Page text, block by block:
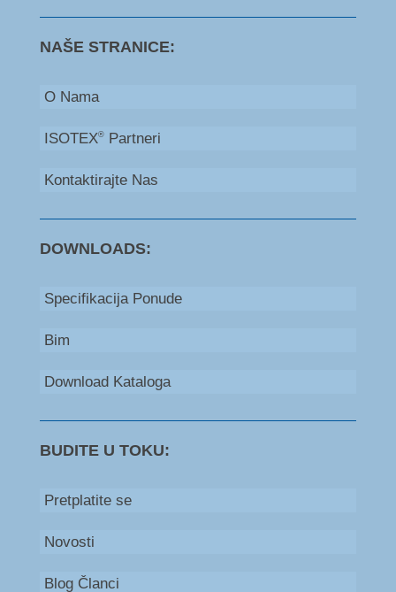
NAŠE STRANICE:
O Nama
ISOTEX®Partneri
Kontaktirajte Nas
DOWNLOADS:
Specifikacija Ponude
Bim
Download Kataloga
BUDITE U TOKU:
Pretplatite se
Novosti
Blog Članci